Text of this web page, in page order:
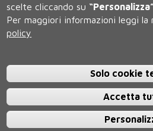
Università degli Studi di Siena
Rettorato, via Banchi di Sotto 55,
P.IVA 00273530527 | C.F.
0577 235555 (dal lunedì al venerdì
scelte cliccando su
Per maggiori informazioni leggi la
policy
Solo cookie
Accetta